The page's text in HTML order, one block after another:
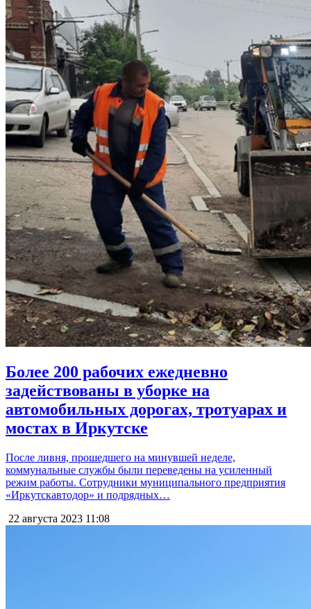
Более 200 рабочих ежедневно
задействованы в уборке на
автомобильных дорогах, тротуарах и
мостах в Иркутске
После ливня, прошедшего на минувшей неделе,
коммунальные службы были переведены на усиленный
режим работы. Сотрудники муниципального предприятия
«Иркутскавтодор» и подрядных…
22 августа 2023 11:08